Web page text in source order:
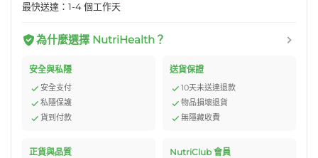
最快送達：1-4 個工作天
為什麼選擇 NutriHealth？
安全與私隱
安全支付
私隱保護
貨到付款
送貨保證
10天未送達退款
物品損壞退貨
無隱藏收費
正貨與品質 NutriClub 會員